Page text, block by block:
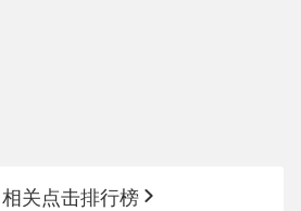
相关点击排行榜